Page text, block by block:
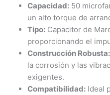
Capacidad: 50
un alto torque de
Tipo: Capacitor de
proporcionando el
Construcción Robusta:
la corrosión y las
exigentes.
Compatibilidad: Ideal